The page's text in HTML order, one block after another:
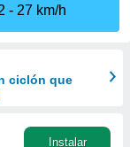
27 km/h
ciclón que
Instalar